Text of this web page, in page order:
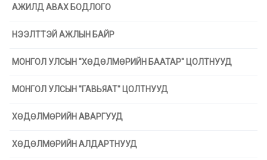
АЖИЛД АВАХ БОДЛОГО
НЭЭЛТТЭЙ АЖЛЫН БАЙР
МОНГОЛ УЛСЫН "ХӨДӨЛМӨРИЙН БААТАР" ЦОЛТНУУД
МОНГОЛ УЛСЫН "ГАВЬЯАТ" ЦОЛТНУУД
ХӨДӨЛМӨРИЙН АВАРГУУД
ХӨДӨЛМӨРИЙН АЛДАРТНУУД